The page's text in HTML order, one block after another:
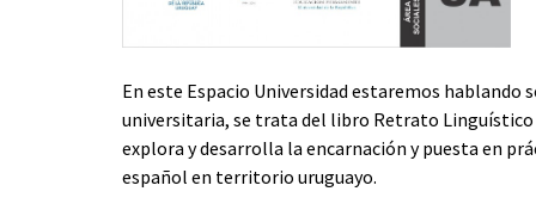
En este Espacio Universidad estaremos hablando
universitaria, se trata del libro Retrato Linguístico
explora y desarrolla la encarnación y puesta en
español en territorio uruguayo.